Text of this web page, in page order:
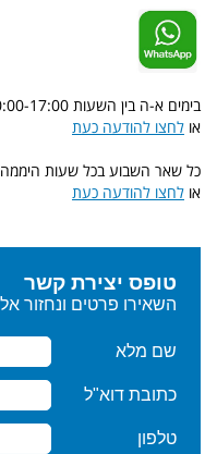
בימים א-ה בין השעות 10:00-17:00
או לחצו להודעה כעת
כל שאר השבוע בכל שעות היממה
או לחצו להודעה כעת